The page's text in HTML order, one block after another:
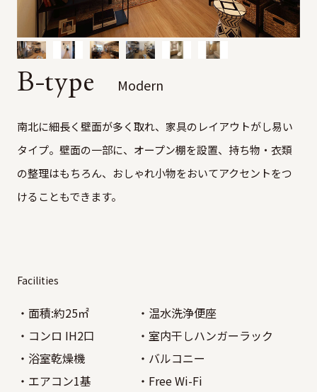
B-type Modern
南北に細長く壁面が多く取れ、家具のレイアウトがし易い
タイプ。壁面の一部に、オープン棚を設置、持ち物・衣類
の整理はもちろん、おしゃれ小物をおいてアクセントをつ
けることもできます。
Facilities
面積:約25㎡
コンロ IH2口
浴室乾燥機
エアコン1基
温水洗浄便座
室内干しハンガーラック
バルコニー
Free Wi-Fi